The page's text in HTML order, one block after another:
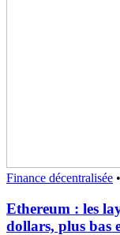
Finance décentralisée •
Ethereum : les
dollars, plus bas